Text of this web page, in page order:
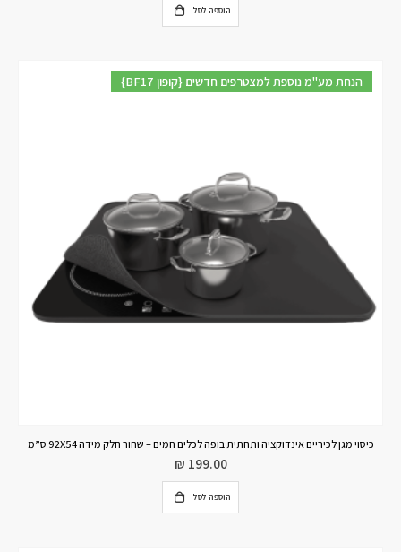
הוספה לסל
{BF17 קופון} הנחת מע"מ נוספת למצטרפים חדשים
כיסוי מגן לכיריים אינדוקציה ותחתית בופה לכלים חמים – שחור חלק מידה 92X54 ס”מ
₪ 199.00
הוספה לסל